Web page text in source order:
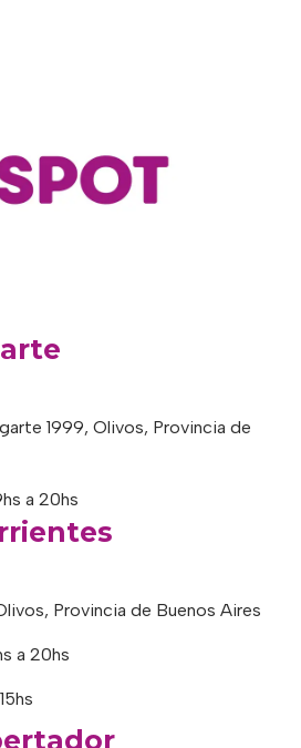
1999, Olivos, Provincia de
a 20hs
Provincia de Buenos Aires
a 20hs